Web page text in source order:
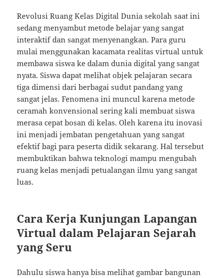
Revolusi Ruang Kelas Digital Dunia sekolah saat ini
sedang menyambut metode belajar yang sangat
interaktif dan sangat menyenangkan. Para guru
mulai menggunakan kacamata realitas virtual untuk
membawa siswa ke dalam dunia digital yang sangat
nyata. Siswa dapat melihat objek pelajaran secara
tiga dimensi dari berbagai sudut pandang yang
sangat jelas. Fenomena ini muncul karena metode
ceramah konvensional sering kali membuat siswa
merasa cepat bosan di kelas. Oleh karena itu inovasi
ini menjadi jembatan pengetahuan yang sangat
efektif bagi para peserta didik sekarang. Hal tersebut
membuktikan bahwa teknologi mampu mengubah
ruang kelas menjadi petualangan ilmu yang sangat
luas.
Cara Kerja Kunjungan Lapangan
Virtual dalam Pelajaran Sejarah
yang Seru
Dahulu siswa hanya bisa melihat gambar bangunan